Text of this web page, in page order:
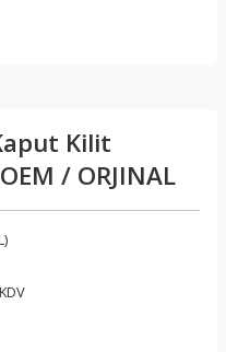
Kilit
/ ORJINAL